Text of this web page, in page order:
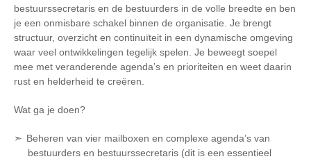
bestuurssecretaris en de bestuurders in de volle breedte en ben
je een onmisbare schakel binnen de organisatie. Je brengt
structuur, overzicht en continuïteit in een dynamische omgeving
waar veel ontwikkelingen tegelijk spelen. Je beweegt soepel
mee met veranderende agenda’s en prioriteiten en weet daarin
rust en helderheid te creëren.
Wat ga je doen?
Beheren van vier mailboxen en complexe agenda’s van
bestuurders en bestuurssecretaris (dit is een essentieel